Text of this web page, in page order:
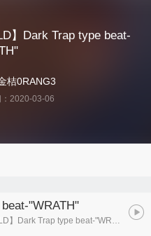
】Dark Trap type beat-
桔0RANG3
2020-03-06
"WRATH"
】Dark Trap type beat-"WRATH"